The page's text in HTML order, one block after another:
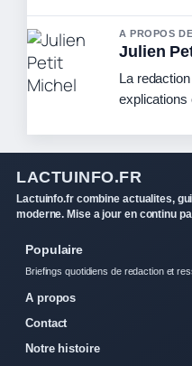
A PROPOS
Julien
La
explications
LACTUINFO.FR
Lactuinfo.fr combine actualites,
moderne. Mise a jour en continu
Populaire
Briefings quotidiens de redaction et
A propos
Contact
Notre histoire